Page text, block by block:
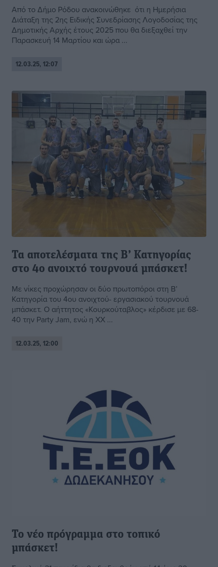
Από το Δήμο Ρόδου ανακοινώθηκε ότι η Ημερήσια
Διάταξη της 2ης Ειδικής Συνεδρίασης Λογοδοσίας της
Δημοτικής Αρχής έτους 2025 που θα διεξαχθεί την
Παρασκευή 14 Mαρτίου και ώρα ...
12.03.25, 12:07
Τα αποτελέσματα της Β’ Κατηγορίας
στο 4ο ανοιχτό τουρνουά μπάσκετ!
Με νίκες προχώρησαν οι δύο πρωτοπόροι στη Β’
Κατηγορία του 4ου ανοιχτού- εργασιακού τουρνουά
μπάσκετ. Ο αήττητος «Κουρκούταβλος» κέρδισε με 68-
40 την Party Jam, ενώ η XX ...
12.03.25, 12:00
Το νέο πρόγραμμα στο τοπικό
μπάσκετ!